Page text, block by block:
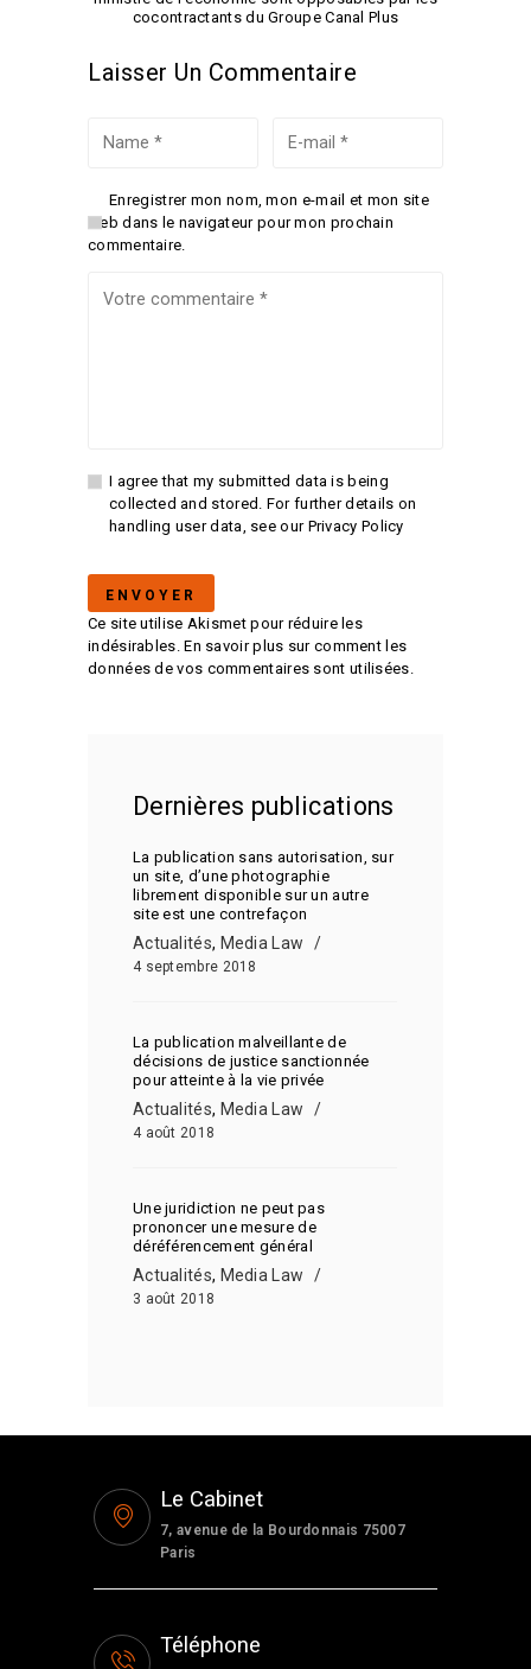
cocontractants du Groupe Canal Plus
Laisser Un Commentaire
Enregistrer mon nom, mon e-mail et mon site
web dans le navigateur pour mon prochain
commentaire.
I agree that my submitted data is being
collected and stored. For further details on
handling user data, see our Privacy Policy
Ce site utilise Akismet pour réduire les
indésirables.En savoir plus sur comment les
données de vos commentaires sont utilisées.
Dernières publications
La publication sans autorisation, sur
un site, d’une photographie
librement disponible sur un autre
site est une contrefaçon
Actualités, Media Law
4 septembre 2018
La publication malveillante de
décisions de justice sanctionnée
pour atteinte à la vie privée
Actualités, Media Law
4 août 2018
Une juridiction ne peut pas
prononcer une mesure de
déréférencement général
Actualités, Media Law
3 août 2018
Le Cabinet
7, avenue de la Bourdonnais 75007
Paris
Téléphone